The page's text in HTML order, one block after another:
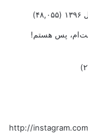
(۴۸,۰۵۵)
http://